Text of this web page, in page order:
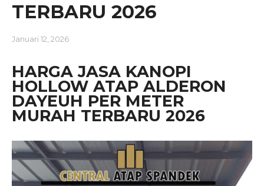
TERBARU 2026
Januari 12, 2026
HARGA JASA KANOPI
HOLLOW ATAP ALDERON
DAYEUH PER METER
MURAH TERBARU 2026